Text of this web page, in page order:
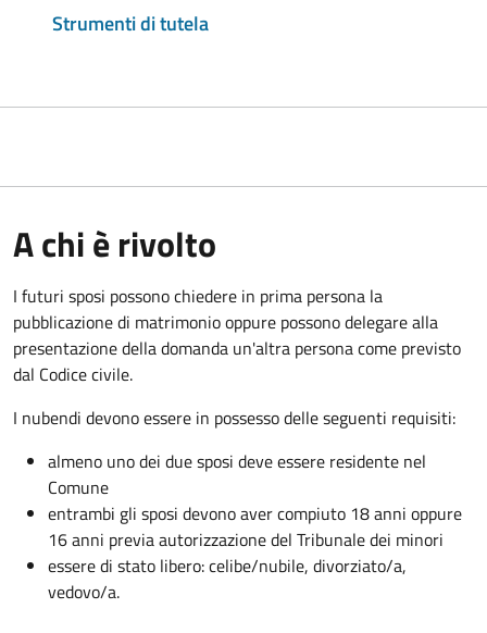
Strumenti di tutela
A chi è rivolto
I futuri sposi possono chiedere in prima persona la
pubblicazione di matrimonio oppure possono delegare alla
presentazione della domanda un'altra persona come previsto
dal Codice civile.
I nubendi devono essere in possesso delle seguenti requisiti:
almeno uno dei due sposi deve essere residente nel
Comune
entrambi gli sposi devono aver compiuto 18 anni oppure
16 anni previa autorizzazione del Tribunale dei minori
essere di stato libero: celibe/nubile, divorziato/a,
vedovo/a.